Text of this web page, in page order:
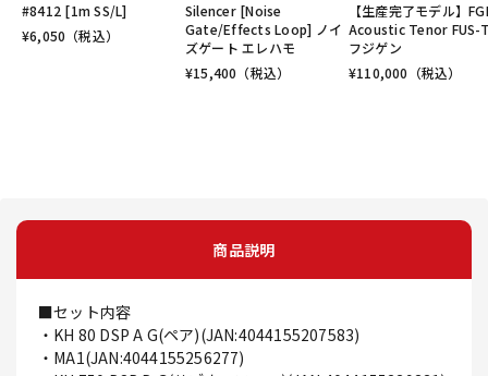
#8412 [1m SS/L]
¥6,050 （税込）
Silencer [Noise
Gate/Effects Loop] ノイ
ズゲート エレハモ
¥15,400 （税込）
【生産完了モデル】
Acoustic Tenor FUS-
フジゲン
¥110,000 （税込）
商品説明
■セット内容
・KH 80 DSP A G(ペア)(JAN:4044155207583)
・MA1(JAN:4044155256277)